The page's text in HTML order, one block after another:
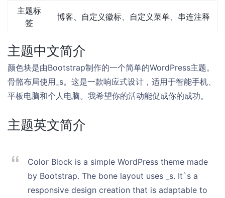
主题标
签
博客、自定义徽标、自定义菜单、串连注释
主题中文简介
颜色块是由Bootstrap制作的一个简单的WordPress主题。
骨骼布局使用_s。这是一款响应式设计，适用于智能手机、
平板电脑和个人电脑。我希望你的活动能促成你的成功。
主题英文简介
Color Block is a simple WordPress theme made
by Bootstrap. The bone layout uses _s. It`s a
responsive design creation that is adaptable to